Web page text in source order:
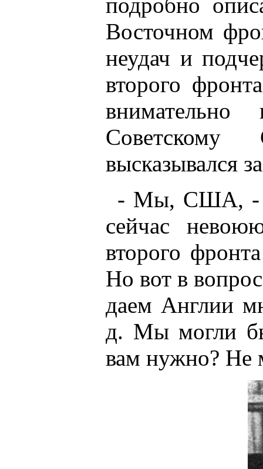
подробно
Восточном
неудач и
второго
высказывался
- Мы, США, -
сейчас
второго
Но вот в
даем Англии
д. Мы могли
вам нужно? Не